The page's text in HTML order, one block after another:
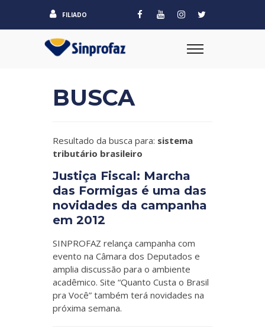
FILIADO
BUSCA
Resultado da busca para: sistema
tributário brasileiro
Justiça Fiscal: Marcha
das Formigas é uma das
novidades da campanha
em 2012
SINPROFAZ relança campanha com
evento na Câmara dos Deputados e
amplia discussão para o ambiente
acadêmico. Site “Quanto Custa o Brasil
pra Você” também terá novidades na
próxima semana.